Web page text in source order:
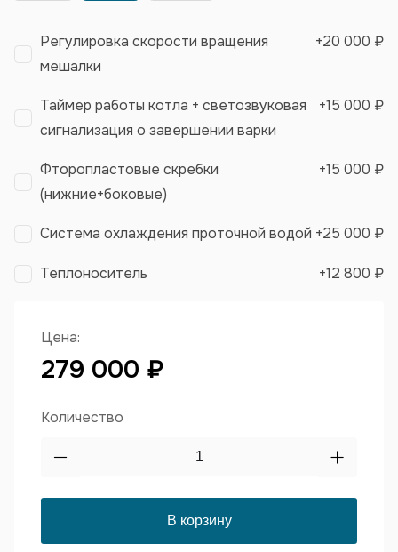
Регулировка скорости вращения
мешалки
+20 000 ₽
Таймер работы котла + светозвуковая
сигнализация о завершении варки
+15 000 ₽
Фторопластовые скребки
(нижние+боковые)
+15 000 ₽
Система охлаждения проточной водой +25 000 ₽
Теплоноситель +12 800 ₽
Цена:
279 000 ₽
Количество